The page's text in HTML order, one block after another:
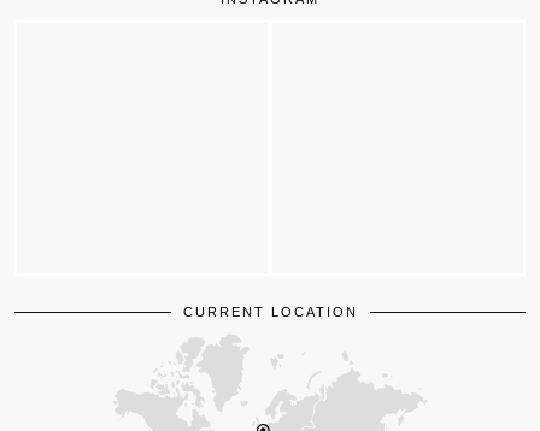
CURRENT LOCATION